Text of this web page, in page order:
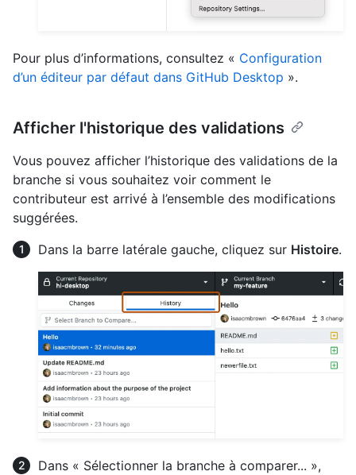
Pour plus d’informations, consultez « Configuration
d’un éditeur par défaut dans GitHub Desktop ».
Afficher l'historique des validations
Vous pouvez afficher l’historique des validations de la
branche si vous souhaitez voir comment le
contributeur est arrivé à l’ensemble des modifications
suggérées.
Dans la barre latérale gauche, cliquez sur Histoire.
Dans « Sélectionner la branche à comparer... »,